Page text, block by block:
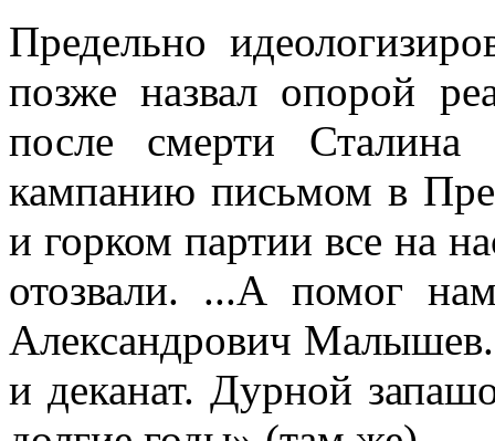
Предельно
позже назвал опорой
после смерти Сталина
кампанию письмом в
и горком партии все на
отозвали. ...А помог
Александрович
и деканат. Дурной